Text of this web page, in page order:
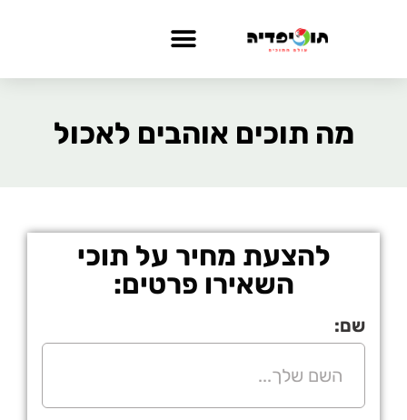
מה תוכים אוהבים לאכול
להצעת מחיר על תוכי
השאירו פרטים:
שם: